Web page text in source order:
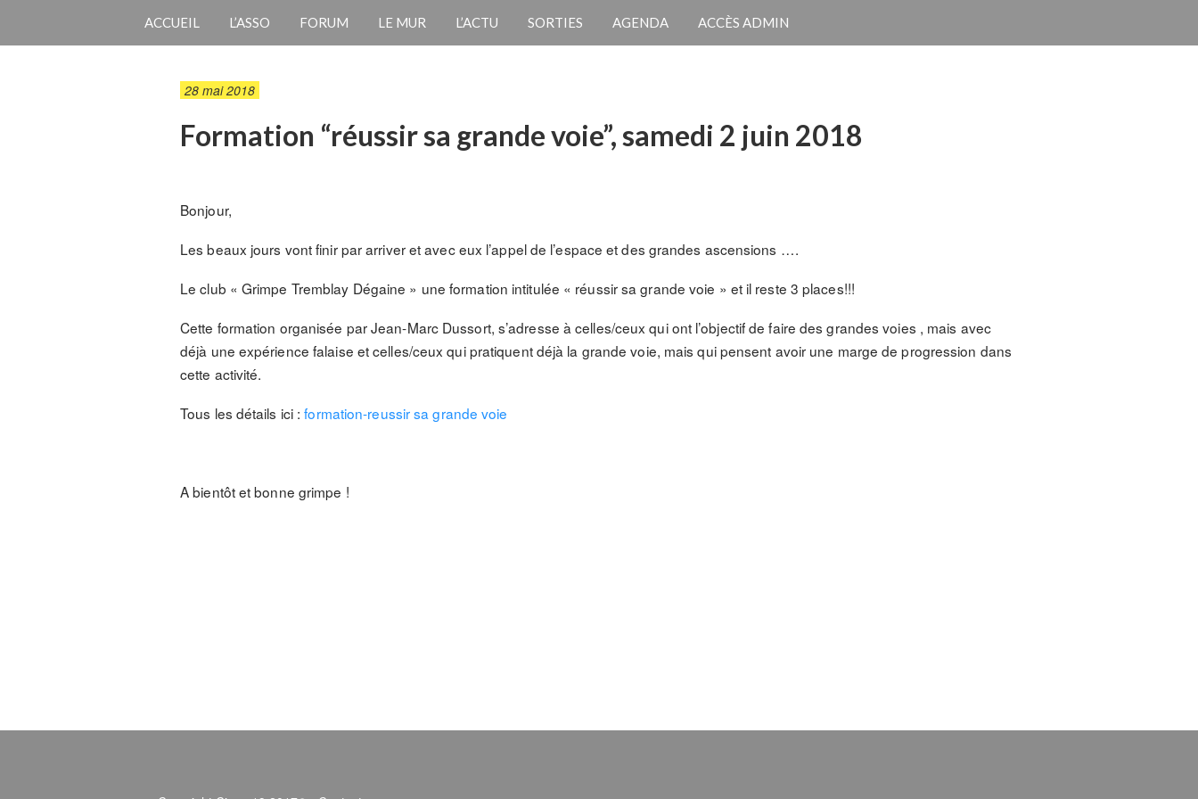
ACCUEIL L’ASSO FORUM LE MUR L’ACTU SORTIES AGENDA ACCÈS ADMIN
28 mai 2018
Formation “réussir sa grande voie”, samedi 2 juin 2018
Bonjour,
Les beaux jours vont finir par arriver et avec eux l’appel de l’espace et des grandes ascensions ….
Le club « Grimpe Tremblay Dégaine » une formation intitulée « réussir sa grande voie » et il reste 3 places!!!
Cette formation organisée par Jean-Marc Dussort, s’adresse à celles/ceux qui ont l’objectif de faire des grandes voies , mais avec
déjà une expérience falaise et celles/ceux qui pratiquent déjà la grande voie, mais qui pensent avoir une marge de progression dans
cette activité.
Tous les détails ici :formation-reussir sa grande voie
A bientôt et bonne grimpe !